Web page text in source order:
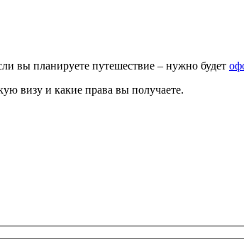
вы планируете путешествие – нужно будет
визу и какие права вы получаете.